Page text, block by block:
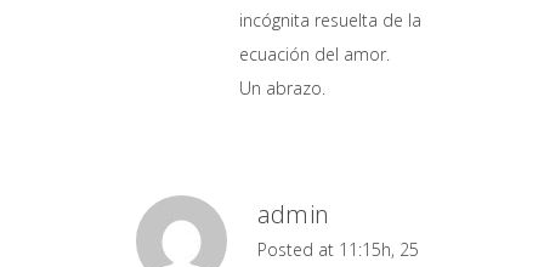
incógnita resuelta de la
ecuación del amor.
Un abrazo.
admin
Posted at 11:15h, 25